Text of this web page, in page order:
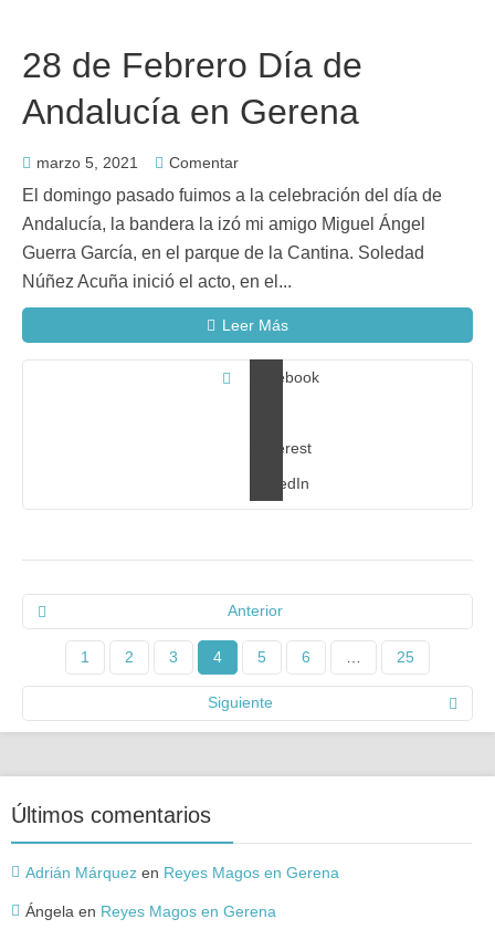
28 de Febrero Día de
Andalucía en Gerena
marzo 5, 2021 Comentar
El domingo pasado fuimos a la celebración del día de
Andalucía, la bandera la izó mi amigo Miguel Ángel
Guerra García, en el parque de la Cantina. Soledad
Núñez Acuña inició el acto, en el...
Leer Más
Facebook
Pinterest
LinkedIn
Anterior
1 2 3 4 5 6 25
Siguiente
Últimos comentarios
Adrián Márquez en Reyes Magos en Gerena
Ángela en Reyes Magos en Gerena